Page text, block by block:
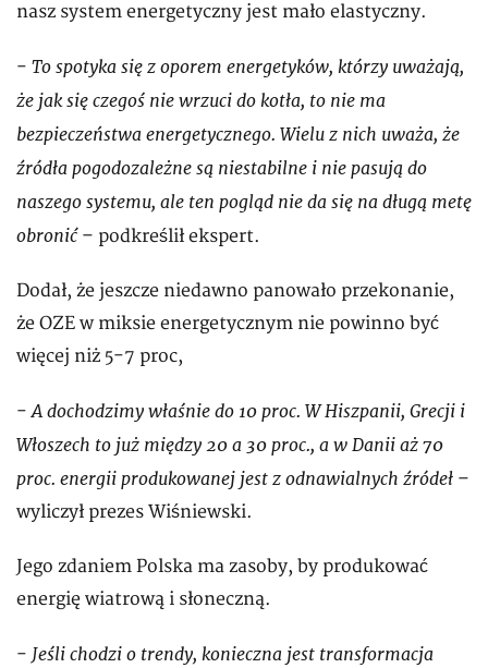
nasz system energetyczny jest mało elastyczny.
- To spotyka się z oporem energetyków, którzy uważają,
że jak się czegoś nie wrzuci do kotła, to nie ma
bezpieczeństwa energetycznego. Wielu z nich uważa, że
źródła pogodozależne są niestabilne i nie pasują do
naszego systemu, ale ten pogląd nie da się na długą metę
obronić– podkreślił ekspert.
Dodał, że jeszcze niedawno panowało przekonanie,
że OZE w miksie energetycznym nie powinno być
więcej niż 5-7 proc,
-A dochodzimy właśnie do 10 proc. W Hiszpanii, Grecji i
Włoszech to już między 20 a 30 proc., a w Danii aż 70
proc. energii produkowanej jest z odnawialnych źródeł –
wyliczył prezes Wiśniewski.
Jego zdaniem Polska ma zasoby, by produkować
energię wiatrową i słoneczną.
- Jeśli chodzi o trendy, konieczna jest transformacja